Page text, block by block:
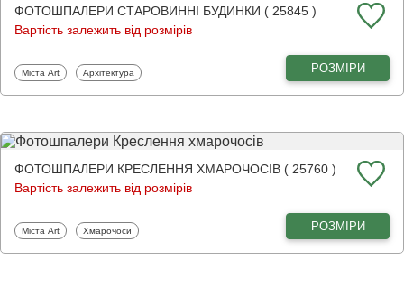
ФОТОШПАЛЕРИ СТАРОВИННІ БУДИНКИ ( 25845 )
Вартість залежить від розмірів
Фотошпалери
Міста Art Фотошпалери
Архітектура РОЗМІРИ
ФОТОШПАЛЕРИ КРЕСЛЕННЯ ХМАРОЧОСІВ ( 25760 )
Вартість залежить від розмірів
Фотошпалери
Міста Art Фотошпалери
Хмарочоси РОЗМІРИ